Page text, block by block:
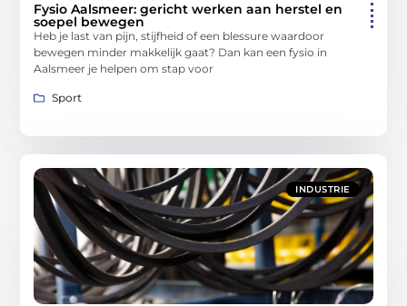
Fysio Aalsmeer: gericht werken aan herstel en
soepel bewegen
Heb je last van pijn, stijfheid of een blessure waardoor
bewegen minder makkelijk gaat? Dan kan een fysio in
Aalsmeer je helpen om stap voor
Sport
INDUSTRIE